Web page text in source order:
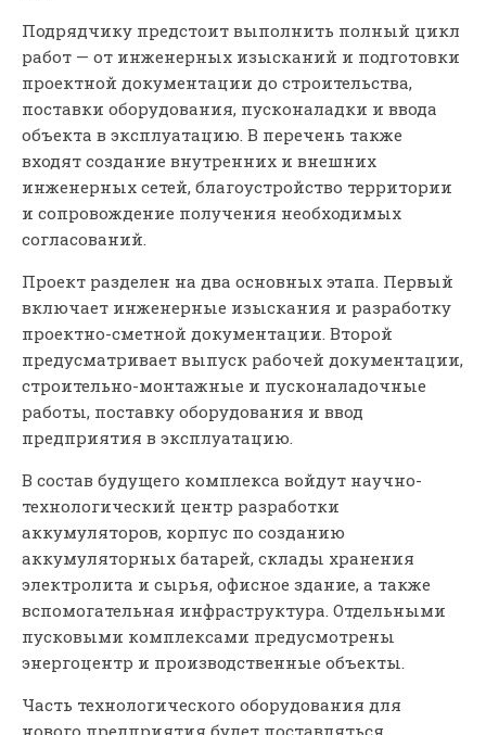
Подрядчику предстоит выполнить полный цикл
работ — от инженерных изысканий и подготовки
проектной документации до строительства,
поставки оборудования, пусконаладки и ввода
объекта в эксплуатацию. В перечень также
входят создание внутренних и внешних
инженерных сетей, благоустройство территории
и сопровождение получения необходимых
согласований.
Проект разделен на два основных этапа. Первый
включает инженерные изыскания и разработку
проектно-сметной документации. Второй
предусматривает выпуск рабочей документации,
строительно-монтажные и пусконаладочные
работы, поставку оборудования и ввод
предприятия в эксплуатацию.
В состав будущего комплекса войдут научно-
технологический центр разработки
аккумуляторов, корпус по созданию
аккумуляторных батарей, склады хранения
электролита и сырья, офисное здание, а также
вспомогательная инфраструктура. Отдельными
пусковыми комплексами предусмотрены
энергоцентр и производственные объекты.
Часть технологического оборудования для
нового предприятия будет поставляться